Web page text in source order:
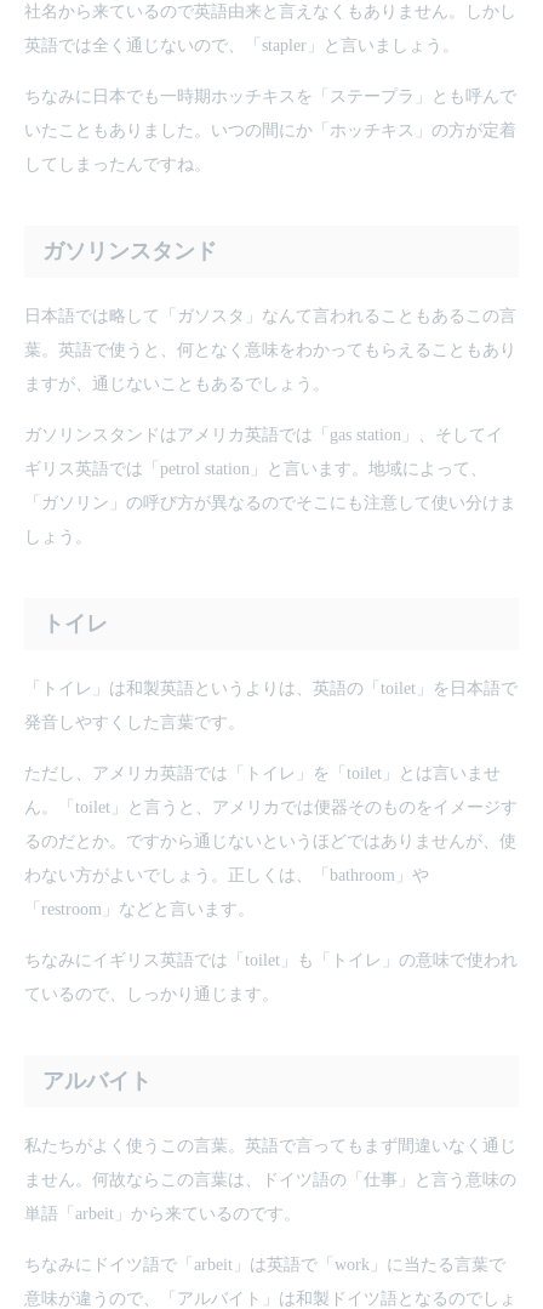
社名から来ているので英語由来と言えなくもありません。しかし
英語では全く通じないので、「stapler」と言いましょう。
ちなみに日本でも一時期ホッチキスを「ステープラ」とも呼んで
いたこともありました。いつの間にか「ホッチキス」の方が定着
してしまったんですね。
ガソリンスタンド
日本語では略して「ガソスタ」なんて言われることもあるこの言
葉。英語で使うと、何となく意味をわかってもらえることもあり
ますが、通じないこともあるでしょう。
ガソリンスタンドはアメリカ英語では「gas station」、そしてイ
ギリス英語では「petrol station」と言います。地域によって、
「ガソリン」の呼び方が異なるのでそこにも注意して使い分けま
しょう。
トイレ
「トイレ」は和製英語というよりは、英語の「toilet」を日本語で
発音しやすくした言葉です。
ただし、アメリカ英語では「トイレ」を「toilet」とは言いませ
ん。「toilet」と言うと、アメリカでは便器そのものをイメージす
るのだとか。ですから通じないというほどではありませんが、使
わない方がよいでしょう。正しくは、「bathroom」や
「restroom」などと言います。
ちなみにイギリス英語では「toilet」も「トイレ」の意味で使われ
ているので、しっかり通じます。
アルバイト
私たちがよく使うこの言葉。英語で言ってもまず間違いなく通じ
ません。何故ならこの言葉は、ドイツ語の「仕事」と言う意味の
単語「arbeit」から来ているのです。
ちなみにドイツ語で「arbeit」は英語で「work」に当たる言葉で
意味が違うので、「アルバイト」は和製ドイツ語となるのでしょ